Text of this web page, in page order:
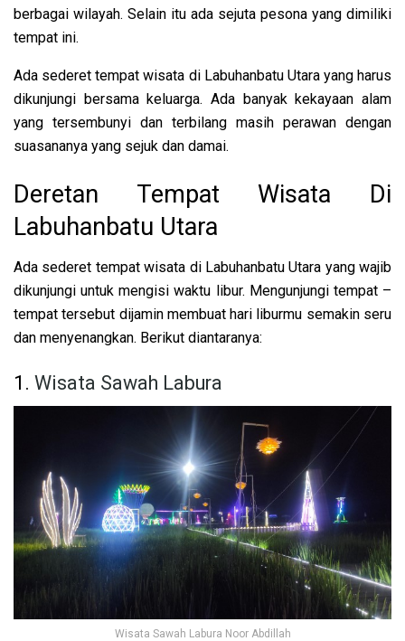
berbagai wilayah. Selain itu ada sejuta pesona yang dimiliki
tempat ini.
Ada sederet tempat wisata di Labuhanbatu Utara yang harus
dikunjungi bersama keluarga. Ada banyak kekayaan alam
yang tersembunyi dan terbilang masih perawan dengan
suasananya yang sejuk dan damai.
Deretan Tempat Wisata Di
Labuhanbatu Utara
Ada sederet tempat wisata di Labuhanbatu Utara yang wajib
dikunjungi untuk mengisi waktu libur. Mengunjungi tempat –
tempat tersebut dijamin membuat hari liburmu semakin seru
dan menyenangkan. Berikut diantaranya:
1. Wisata Sawah Labura
Wisata Sawah Labura Noor Abdillah